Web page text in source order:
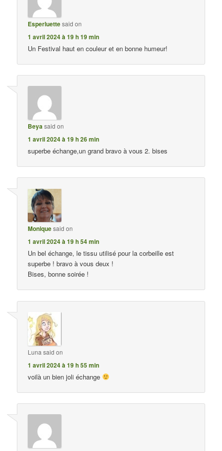
Esperluettesaid on
1 avril 2024 à 19 h 19 min
Un Festival haut en couleur et en bonne humeur!
Beyasaid on
1 avril 2024 à 19 h 26 min
superbe échange,un grand bravo à vous 2. bises
Moniquesaid on
1 avril 2024 à 19 h 54 min
Un bel échange, le tissu utilisé pour la corbeille est
superbe ! bravo à vous deux !
Bises, bonne soirée !
Luna said on
1 avril 2024 à 19 h 55 min
voilà un bien joli échange